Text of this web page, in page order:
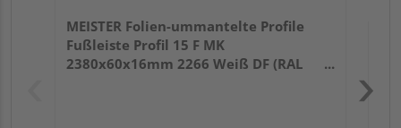
MEISTER Folien-ummantelte Profile
Fußleiste Profil 15 F MK
2380x60x16mm 2266 Weiß DF (RAL